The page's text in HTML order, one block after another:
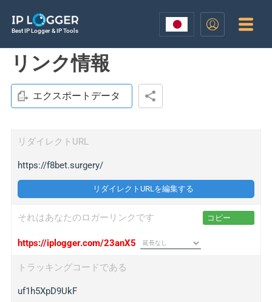
Best IP Logger & IP Tools
リンク情報
エクスポートデータ
リダイレクトURL
https://f8bet.surgery/
リダイレクトURLを編集する
それはあなたのロガーリンクです コピー
https://iplogger.com/23anX5
トラッキングコードである
uf1h5XpD9UkF